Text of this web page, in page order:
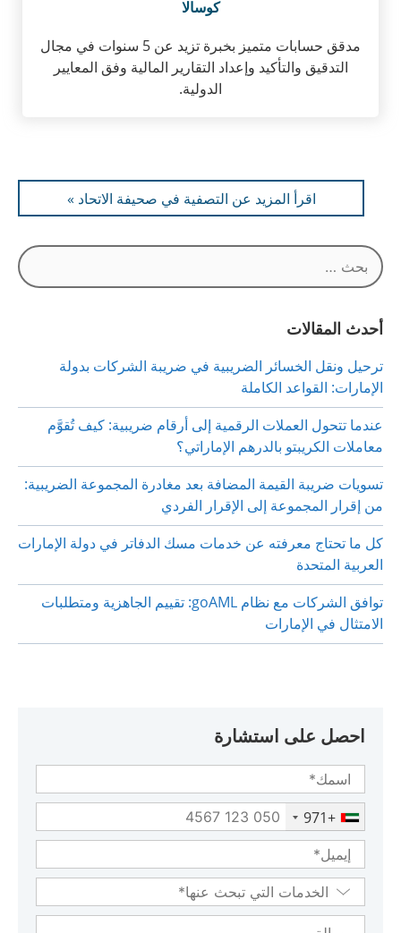
كوسالا
مدقق حسابات متميز بخبرة تزيد عن 5 سنوات في مجال
التدقيق والتأكيد وإعداد التقارير المالية وفق المعايير
الدولية.
اقرأ المزيد عن التصفية في صحيفة الاتحاد »
البحث
عن:
أحدث المقالات
ترحيل ونقل الخسائر الضريبية في ضريبة الشركات بدولة
الإمارات: القواعد الكاملة
عندما تتحول العملات الرقمية إلى أرقام ضريبية: كيف تُقوَّم
معاملات الكريبتو بالدرهم الإماراتي؟
تسويات ضريبة القيمة المضافة بعد مغادرة المجموعة الضريبية:
من إقرار المجموعة إلى الإقرار الفردي
كل ما تحتاج معرفته عن خدمات مسك الدفاتر في دولة الإمارات
العربية المتحدة
توافق الشركات مع نظام goAML: تقييم الجاهزية ومتطلبات
الامتثال في الإمارات
احصل على استشارة
+971